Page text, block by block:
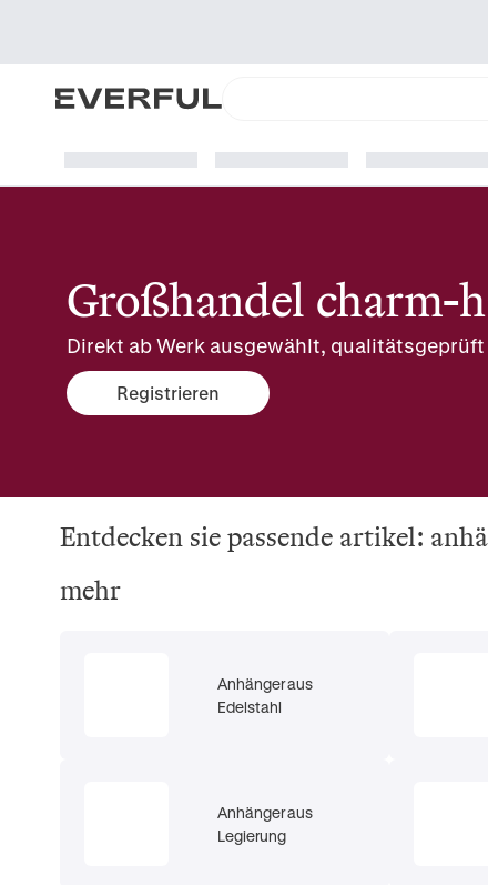
Großhandel charm-
Direkt ab Werk ausgewählt,
Registrieren
Entdecken sie passende artikel:
mehr
Anhänger aus
Edelstahl
Anhänger aus
Legierung